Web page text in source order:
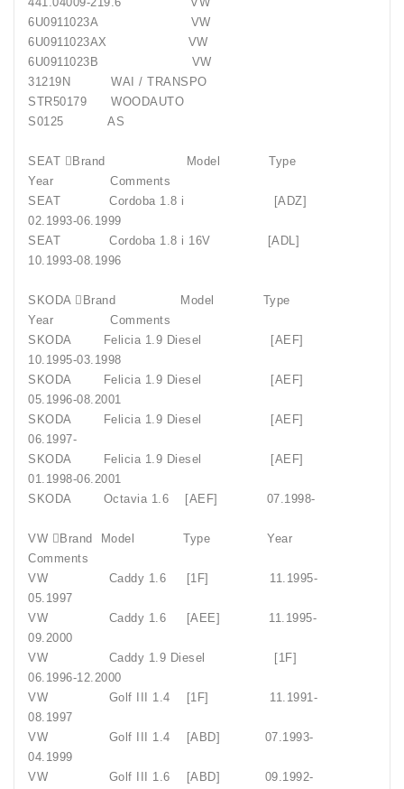
6U0911023A VW
6U0911023AX VW
6U0911023B VW
31219N WAI / TRANSPO
STR50179 WOODAUTO
S0125 AS
SEAT Brand Model Type
Year Comments
SEAT Cordoba 1.8 i [ADZ]
02.1993-06.1999
SEAT Cordoba 1.8 i 16V [ADL]
10.1993-08.1996
SKODA Brand Model Type
Year Comments
SKODA Felicia 1.9 Diesel [AEF]
10.1995-03.1998
SKODA Felicia 1.9 Diesel [AEF]
05.1996-08.2001
SKODA Felicia 1.9 Diesel [AEF]
06.1997-
SKODA Felicia 1.9 Diesel [AEF]
01.1998-06.2001
SKODA Octavia 1.6 [AEF] 07.1998-
VW Brand Model Type Year
Comments
VW Caddy 1.6 [1F] 11.1995-
05.1997
VW Caddy 1.6 [AEE] 11.1995-
09.2000
VW Caddy 1.9 Diesel [1F]
06.1996-12.2000
VW Golf III 1.4 [1F] 11.1991-
08.1997
VW Golf III 1.4 [ABD] 07.1993-
04.1999
VW Golf III 1.6 [ABD] 09.1992-